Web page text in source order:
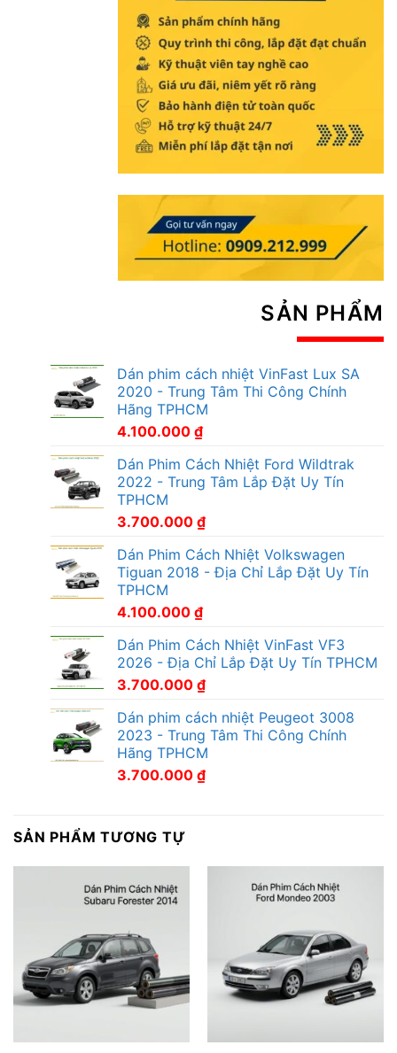
SẢN PHẨM
Dán phim cách nhiệt VinFast Lux SA
2020 - Trung Tâm Thi Công Chính
Hãng TPHCM
4.100.000 ₫
Dán Phim Cách Nhiệt Ford Wildtrak
2022 - Trung Tâm Lắp Đặt Uy Tín
TPHCM
3.700.000 ₫
Dán Phim Cách Nhiệt Volkswagen
Tiguan 2018 - Địa Chỉ Lắp Đặt Uy Tín
TPHCM
4.100.000 ₫
Dán Phim Cách Nhiệt VinFast VF3
2026 - Địa Chỉ Lắp Đặt Uy Tín TPHCM
3.700.000 ₫
Dán phim cách nhiệt Peugeot 3008
2023 - Trung Tâm Thi Công Chính
Hãng TPHCM
3.700.000 ₫
SẢN PHẨM TƯƠNG TỰ